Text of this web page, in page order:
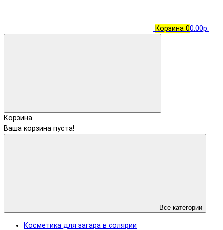
Корзина 00.00р.
Корзина
Ваша корзина пуста!
Все категории
Косметика для загара в солярии